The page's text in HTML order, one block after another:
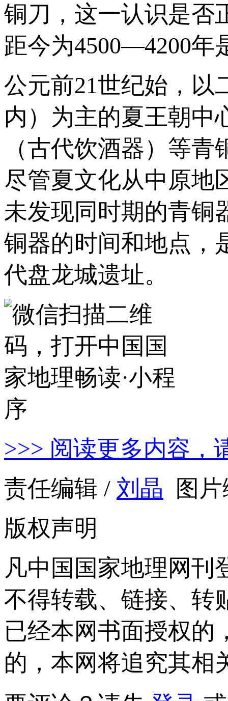
铜刀，这一认识是否
距今为4500—4200年
公元前21世纪始，以
内）为主的夏王朝中
（古代饮酒器）等
尽管夏文化从中原地
未发现同时期的青铜
铜器的时间和地点，
代盘龙城遗址。
>>> 阅读更多内容，
责任编辑 / 刘晶 图
版权声明
凡中国国家地理网刊
不得转载、链接、转
已经本网书面授权的
的，本网将追究其相